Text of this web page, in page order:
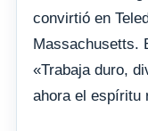
convirtió en
Massachusetts.
«Trabaja duro,
ahora el espíritu